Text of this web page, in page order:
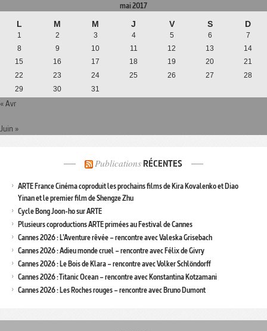
mai 2017
L M M J V S D
1 2 3 4 5 6
7
8
9 10 11 12 13
14
15
16 17 18 19 20
21
22
23 24 25 26 27
28
29
30 31
« Avr
Juin »
Publications RÉCENTES
ARTE France Cinéma coproduit les prochains films de Kira Kovalenko et Diao
Yinan et le premier film de Shengze Zhu
Cycle Bong Joon-ho sur ARTE
Plusieurs coproductions ARTE primées au Festival de Cannes
Cannes 2026 : L’Aventure rêvée – rencontre avec Valeska Grisebach
Cannes 2026 : Adieu monde cruel – rencontre avec Félix de Givry
Cannes 2026 : Le Bois de Klara – rencontre avec Volker Schlöndorff
Cannes 2026 : Titanic Ocean – rencontre avec Konstantina Kotzamani
Cannes 2026 : Les Roches rouges – rencontre avec Bruno Dumont